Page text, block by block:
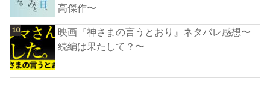
高傑作〜
映画『神さまの言うとおり』ネタバレ感想〜
続編は果たして？〜